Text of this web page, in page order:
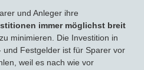
und Anleger ihre
immer möglichst breit
minimieren. Die Investition in
und Festgelder ist für Sparer vor
weil es nach wie vor